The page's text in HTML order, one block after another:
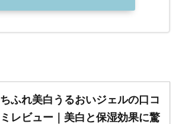
ちふれ美白うるおいジェルの口コ
ミレビュー｜美白と保湿効果に驚